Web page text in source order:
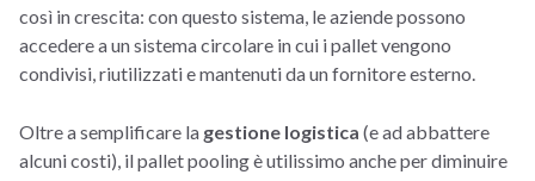
così in crescita: con questo sistema, le aziende possono
accedere a un sistema circolare in cui i pallet vengono
condivisi, riutilizzati e mantenuti da un fornitore esterno.
Oltre a semplificare la gestione logistica (e ad abbattere
alcuni costi), il pallet pooling è utilissimo anche per diminuire